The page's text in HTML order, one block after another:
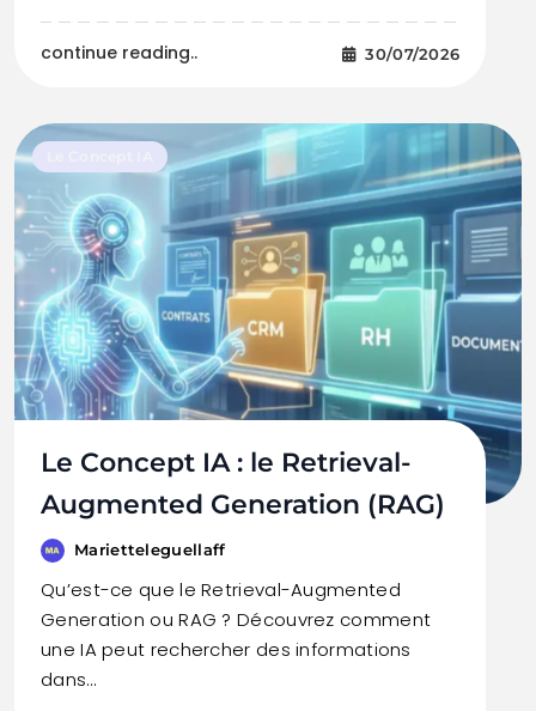
continue reading.. 30/07/2026
Le Concept IA : le Retrieval-
Augmented Generation (RAG)
Marietteleguellaff
Qu’est-ce que le Retrieval-Augmented
Generation ou RAG ? Découvrez comment
une IA peut rechercher des informations
dans…